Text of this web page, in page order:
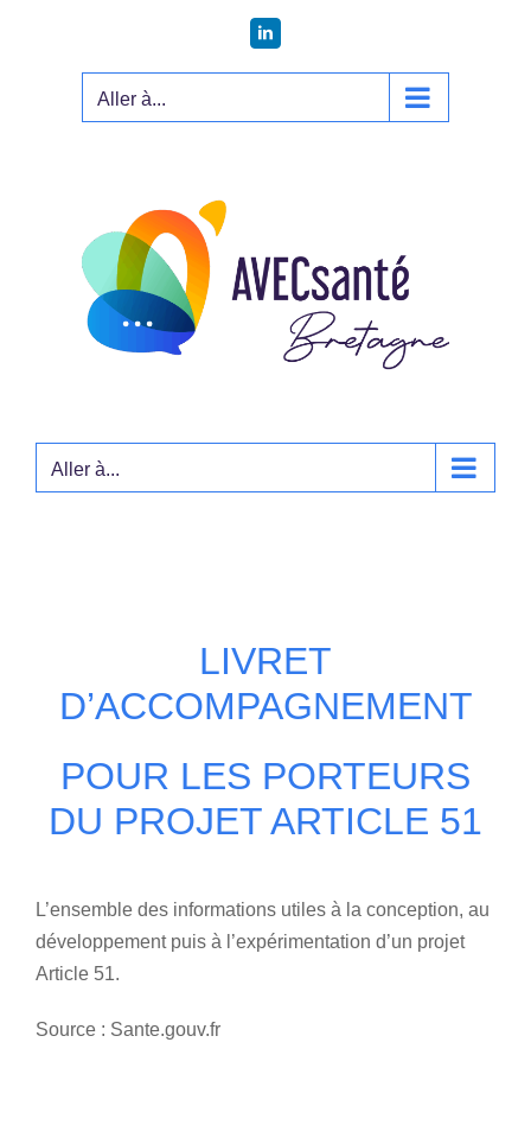
LinkedIn
Aller à...
Aller à...
LIVRET
D’ACCOMPAGNEMENT
POUR LES PORTEURS
DU PROJET ARTICLE 51
L’ensemble des informations utiles à la conception, au
développement puis à l’expérimentation d’un projet
Article 51.
Source : Sante.gouv.fr